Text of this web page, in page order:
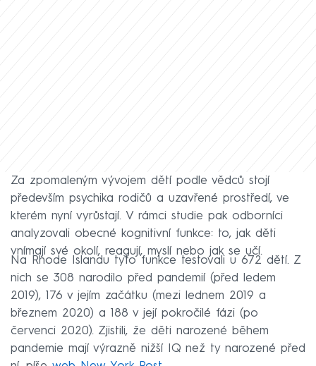
Za zpomaleným vývojem dětí podle vědců stojí
především psychika rodičů a uzavřené prostředí, ve
kterém nyní vyrůstají. V rámci studie pak odborníci
analyzovali obecné kognitivní funkce: to, jak děti
vnímají své okolí, reagují, myslí nebo jak se učí.
Na Rhode Islandu tyto funkce testovali u 672 dětí. Z
nich se 308 narodilo před pandemií (před ledem
2019), 176 v jejím začátku (mezi lednem 2019 a
březnem 2020) a 188 v její pokročilé fázi (po
červenci 2020). Zjistili, že děti narozené během
pandemie mají výrazně nižší IQ než ty narozené před